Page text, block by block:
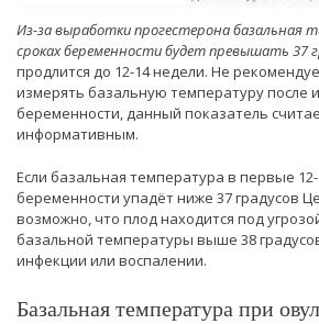
Из-за выработки прогестерона базальная
сроках беременности будет превышать 37
продлится до 12-14 недели. Не
измерять базальную температуру после
беременности, данный показатель
информативным.
Если базальная температура в первые
беременности упадёт ниже 37 градусов
возможно, что плод находится под
базальной температуры выше 38
инфекции или воспалении.
Базальная температура при